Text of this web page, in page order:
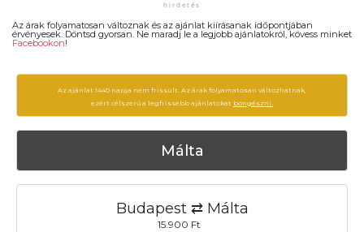
Az árak folyamatosan változnak és az ajánlat kiírásanak időpontjában
érvényesek. Döntsd gyorsan. Ne maradj le a legjobb ajánlatokról, kövess minket
Facebookon!
Az ajánlat 1440 napja nem frissült. Az árak folyamatosan változhatnak,
ezért célszerű a legfrissebb ajánlatokat böngészni.
Málta
Budapest ⇄ Málta
15.900 Ft